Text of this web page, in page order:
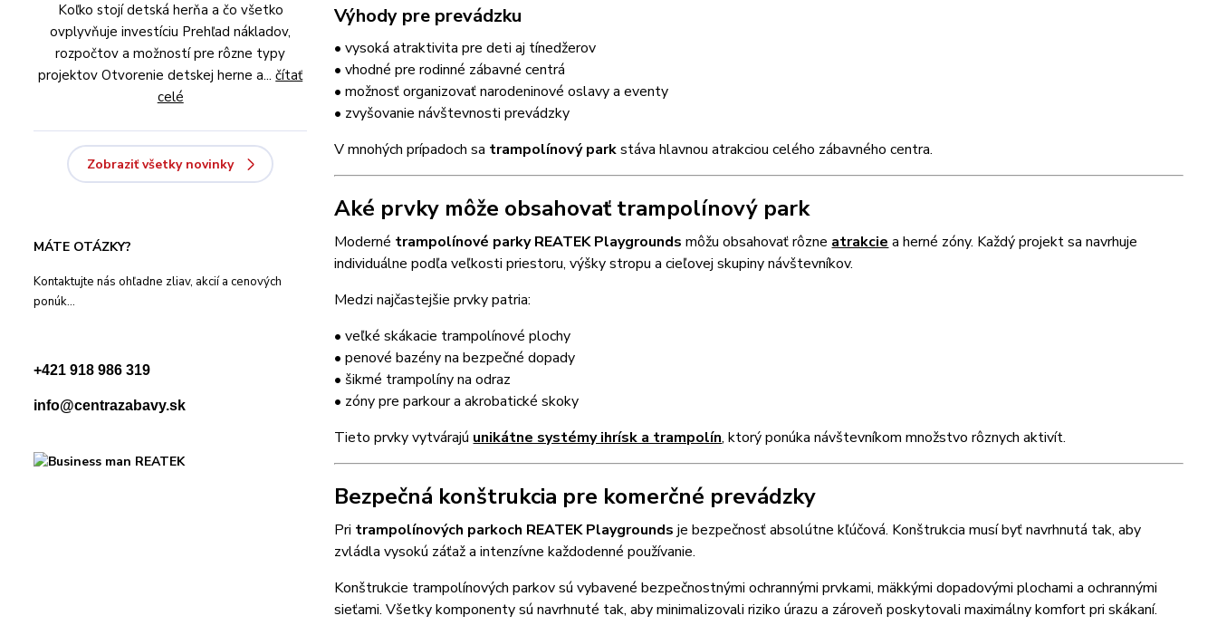
Výhody pre prevádzku
• vysoká atraktivita pre deti aj tínedžerov
• vhodné pre rodinné zábavné centrá
• možnosť organizovať narodeninové oslavy a eventy
• zvyšovanie návštevnosti prevádzky
V mnohých prípadoch sa trampolínový parkstáva hlavnou atrakciou celého zábavného centra.
Aké prvky môže obsahovať trampolínový park
Moderné trampolínové parky REATEK Playgrounds môžu obsahovať rôzne atrakcie a herné zóny. Každý projekt sa navrhuje
individuálne podľa veľkosti priestoru, výšky stropu a cieľovej skupiny návštevníkov.
Medzi najčastejšie prvky patria:
• veľké skákacie trampolínové plochy
• penové bazény na bezpečné dopady
• šikmé trampolíny na odraz
• zóny pre parkour a akrobatické skoky
Tieto prvky vytvárajú unikátne systémy ihrísk a trampolín, ktorý ponúka návštevníkom množstvo rôznych aktivít.
Bezpečná konštrukcia pre komerčné prevádzky
Pri trampolínových parkoch REATEK Playgrounds je bezpečnosť absolútne kľúčová. Konštrukcia musí byť navrhnutá tak, aby
zvládla vysokú záťaž a intenzívne každodenné používanie.
Konštrukcie trampolínových parkov sú vybavené bezpečnostnými ochrannými prvkami, mäkkými dopadovými plochami a ochrannými
sieťami. Všetky komponenty sú navrhnuté tak, aby minimalizovali riziko úrazu a zároveň poskytovali maximálny komfort pri skákaní.
Koľko stojí detská herňa a čo všetko
ovplyvňuje investíciu Prehľad nákladov,
rozpočtov a možností pre rôzne typy
projektov Otvorenie detskej herne a...čítať
celé
Zobraziť všetky novinky
MÁTE OTÁZKY?
Kontaktujte nás ohľadne zliav, akcií a cenových
ponúk...
+421 918 986 319
info@centrazabavy.sk